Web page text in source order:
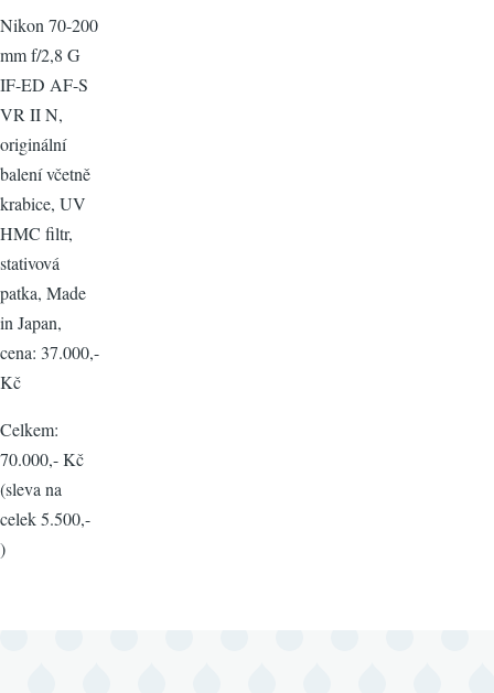
Nikon 70-200
mm f/2,8 G
IF-ED AF-S
VR II N,
originální
balení včetně
krabice, UV
HMC filtr,
stativová
patka, Made
in Japan,
cena: 37.000,-
Kč
Celkem:
70.000,- Kč
(sleva na
celek 5.500,-
)